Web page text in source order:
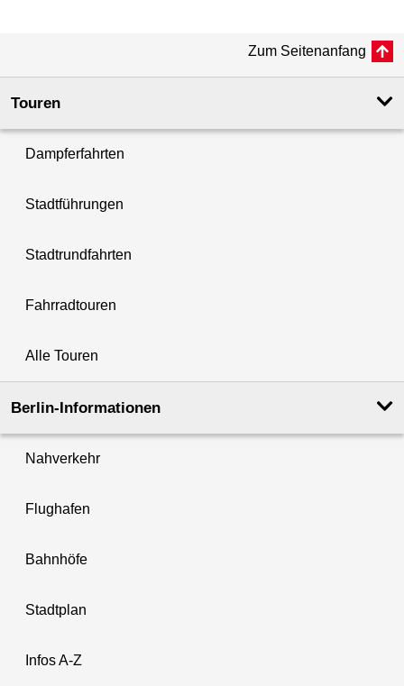
Zum Seitenanfang
Touren
Dampferfahrten
Stadtführungen
Stadtrundfahrten
Fahrradtouren
Alle Touren
Berlin-Informationen
Nahverkehr
Flughafen
Bahnhöfe
Stadtplan
Infos A-Z